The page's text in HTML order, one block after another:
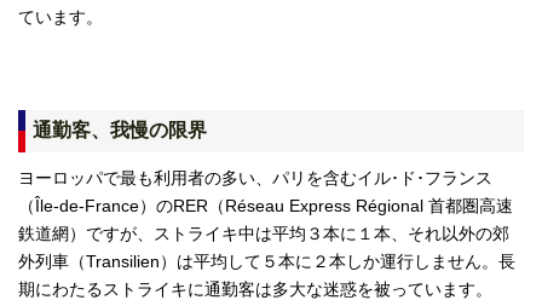
ています。
通勤客、我慢の限界
ヨーロッパで最も利用者の多い、パリを含むイル･ド･フランス
（Île-de-France）のRER（Réseau Express Régional 首都圏高速
鉄道網）ですが、ストライキ中は平均３本に１本、それ以外の郊
外列車（Transilien）は平均して５本に２本しか運行しません。長
期にわたるストライキに通勤客は多大な迷惑を被っています。